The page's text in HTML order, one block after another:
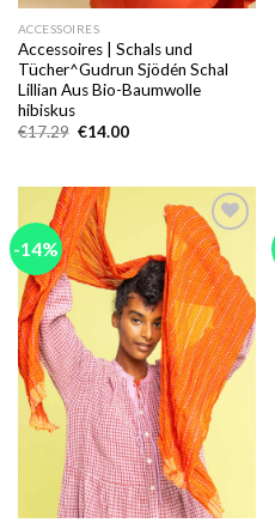
ACCESSOIRES
Accessoires | Schals und
Tücher^Gudrun Sjödén Schal
Lillian Aus Bio-Baumwolle
hibiskus
€17.29 Ursprünglicher
€14.00Aktueller
-14%
Add to
wishlist